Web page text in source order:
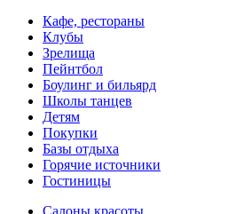
Кафе, рестораны
Клубы
Зрелища
Пейнтбол
Боулинг и бильярд
Школы танцев
Детям
Покупки
Базы отдыха
Горячие источники
Гостиницы